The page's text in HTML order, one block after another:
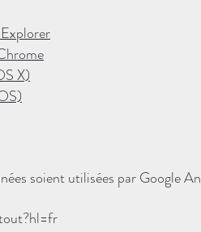
X)
soient utilisées par Google